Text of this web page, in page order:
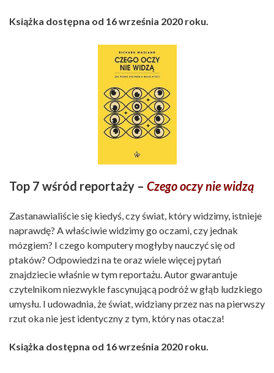
Książka dostępna od 16 września 2020 roku.
Top 7 wśród reportaży – Czego oczy nie widzą
Zastanawialiście się kiedyś, czy świat, który widzimy, istnieje
naprawdę? A właściwie widzimy go oczami, czy jednak
mózgiem? I czego komputery mogłyby nauczyć się od
ptaków? Odpowiedzi na te oraz wiele więcej pytań
znajdziecie właśnie w tym reportażu. Autor gwarantuje
czytelnikom niezwykle fascynującą podróż w głąb ludzkiego
umysłu. I udowadnia, że świat, widziany przez nas na pierwszy
rzut oka nie jest identyczny z tym, który nas otacza!
Książka dostępna od 16 września 2020 roku.